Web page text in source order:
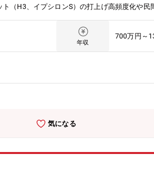
（H3、イプシロンS）の打上げ高頻度化や民
を期待します。【業務内容】ITインフラにお
フラの企画・導入や既存環境からの移行及
を求められるものが多く、オンプレミス環
フラ整備や導入における企画～実行までを
行中のプロジェクトに対する導入計画や既存
インフラ戦略の立案（例：オンプレ環境内
）◆ネットワーク、サーバ構築・管理業務◆
にわたる変革活動に携わることができます
年収
700万円～
気になる